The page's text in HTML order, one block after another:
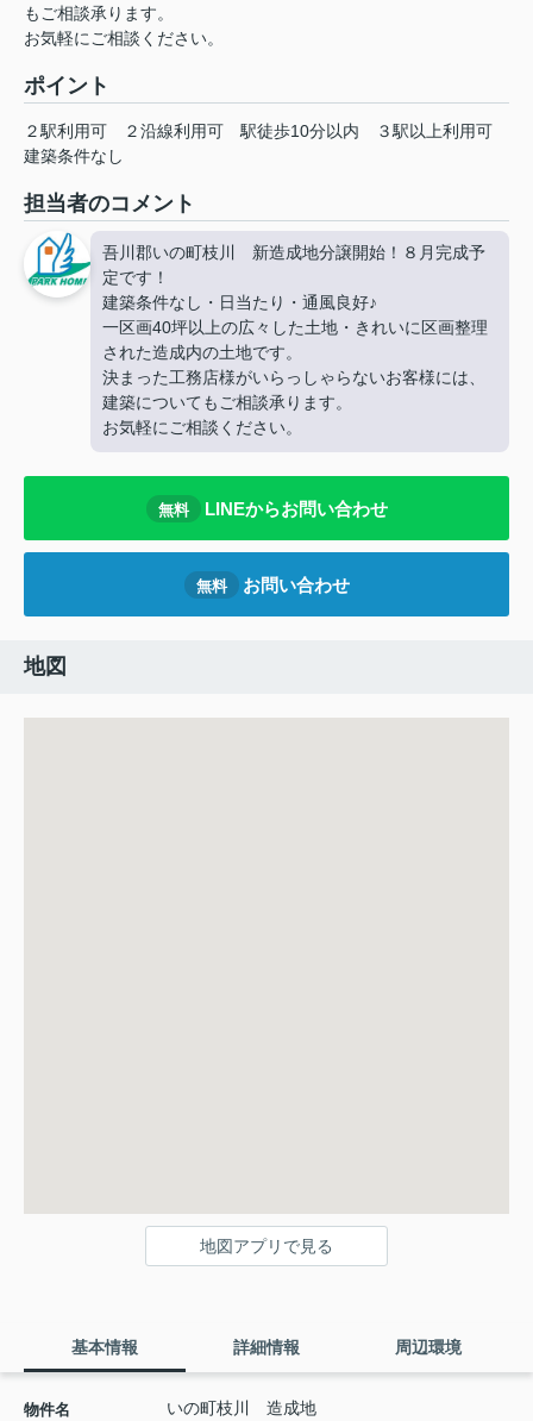
もご相談承ります。
お気軽にご相談ください。
ポイント
２駅利用可 ２沿線利用可 駅徒歩10分以内
３駅以上利用可
建築条件なし
担当者のコメント
吾川郡いの町枝川 新造成地分譲開始！８月完成予
定です！
建築条件なし・日当たり・通風良好♪
一区画40坪以上の広々した土地・きれいに区画整理
された造成内の土地です。
決まった工務店様がいらっしゃらないお客様には、
建築についてもご相談承ります。
お気軽にご相談ください。
無料 LINEからお問い合わせ
無料 お問い合わせ
地図
地図アプリで見る
基本情報 詳細情報 周辺環境
物件名 いの町枝川 造成地